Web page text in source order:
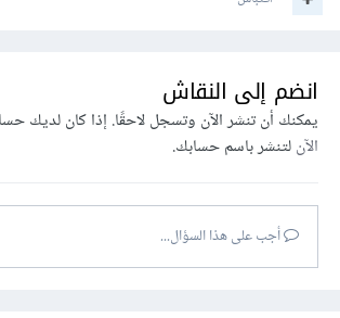
انضم إلى النقاش
يمكنك أن تنشر الآن وتسجل لاحقًا. إذا كان لديك
الآنلتنشر باسم حسابك.
أجب على هذا السؤال...